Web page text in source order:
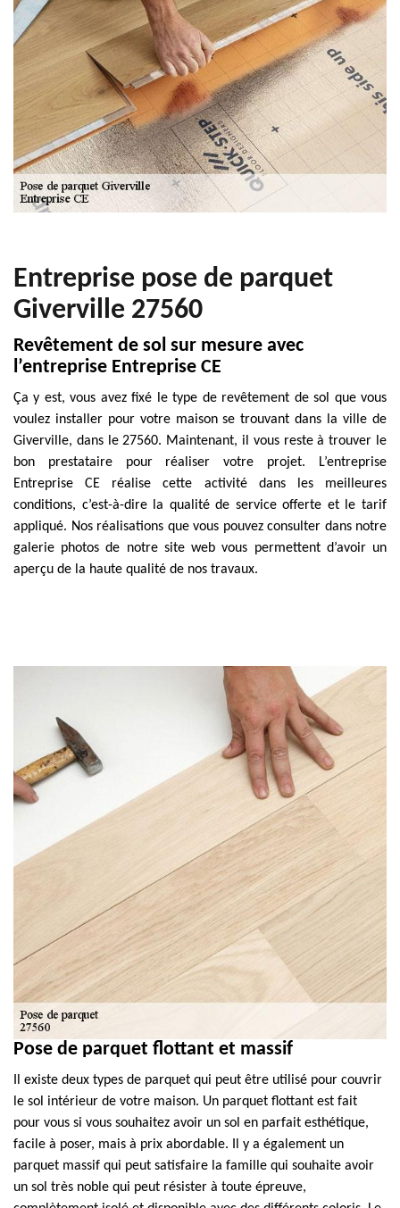
Entreprise pose de parquet
Giverville 27560
Revêtement de sol sur mesure avec
l’entreprise Entreprise CE
Ça y est, vous avez fixé le type de revêtement de sol que vous
voulez installer pour votre maison se trouvant dans la ville de
Giverville, dans le 27560. Maintenant, il vous reste à trouver le
bon prestataire pour réaliser votre projet. L’entreprise
Entreprise CE réalise cette activité dans les meilleures
conditions, c’est-à-dire la qualité de service offerte et le tarif
appliqué. Nos réalisations que vous pouvez consulter dans notre
galerie photos de notre site web vous permettent d’avoir un
aperçu de la haute qualité de nos travaux.
Pose de parquet flottant et massif
Il existe deux types de parquet qui peut être utilisé pour couvrir
le sol intérieur de votre maison. Un parquet flottant est fait
pour vous si vous souhaitez avoir un sol en parfait esthétique,
facile à poser, mais à prix abordable. Il y a également un
parquet massif qui peut satisfaire la famille qui souhaite avoir
un sol très noble qui peut résister à toute épreuve,